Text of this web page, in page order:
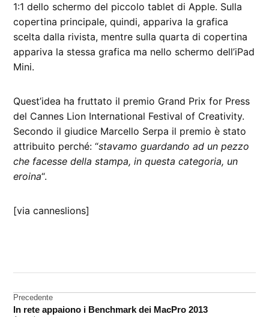
1:1 dello schermo del piccolo tablet di Apple. Sulla
copertina principale, quindi, appariva la grafica
scelta dalla rivista, mentre sulla quarta di copertina
appariva la stessa grafica ma nello schermo dell’iPad
Mini.
Quest’idea ha fruttato il premio Grand Prix for Press
del Cannes Lion International Festival of Creativity.
Secondo il giudice Marcello Serpa il premio è stato
attribuito perché: “stavamo guardando ad un pezzo
che facesse della stampa, in questa categoria, un
eroina“.
[via canneslions]
Time
Navigazione
Precedente
In rete appaiono i Benchmark dei MacPro 2013